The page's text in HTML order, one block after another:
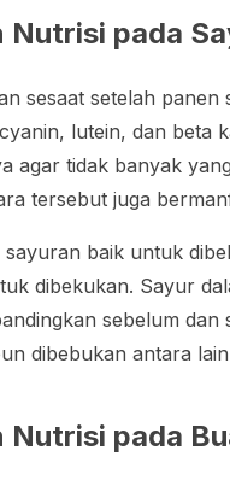
Nutrisi pada
sesaat setelah panen
, lutein, dan beta
agar tidak banyak
tersebut juga
sayuran baik untuk
dibekukan. Sayur
sebelum
dibebukan antara
Nutrisi pada